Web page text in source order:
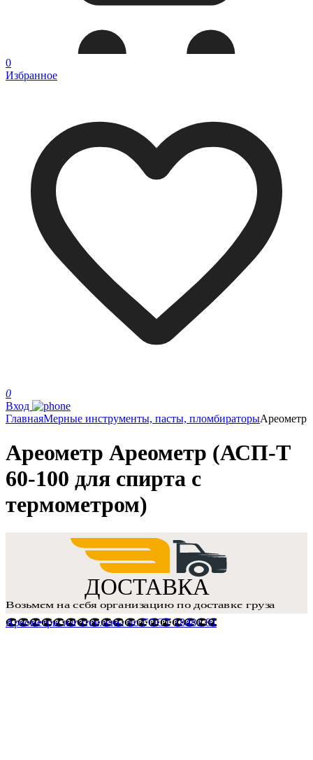
0
Избранное
0
Вход
ГлавнаяМерные инструменты, пасты, пломбираторыАреометр
Ареометр Ареометр (АСП-Т
60-100 для спирта с
термометром)
Ареометры изготовлены по ГОСТ 18481-81